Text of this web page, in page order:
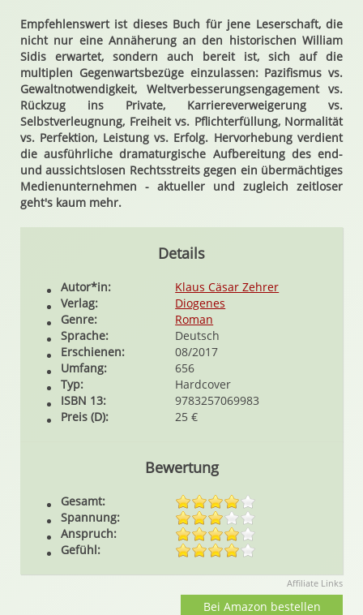
Empfehlenswert ist dieses Buch für jene Leserschaft, die
nicht nur eine Annäherung an den historischen William
Sidis erwartet, sondern auch bereit ist, sich auf die
multiplen Gegenwartsbezüge einzulassen: Pazifismus vs.
Gewaltnotwendigkeit, Weltverbesserungsengagement vs.
Rückzug ins Private, Karriereverweigerung vs.
Selbstverleugnung, Freiheit vs. Pflichterfüllung, Normalität
vs. Perfektion, Leistung vs. Erfolg. Hervorhebung verdient
die ausführliche dramaturgische Aufbereitung des end-
und aussichtslosen Rechtsstreits gegen ein übermächtiges
Medienunternehmen - aktueller und zugleich zeitloser
geht's kaum mehr.
Details
Autor*in:
Klaus Cäsar Zehrer
Verlag:
Diogenes
Genre:
Roman
Sprache:
Deutsch
Erschienen:
08/2017
Umfang:
656
Typ:
Hardcover
ISBN 13:
9783257069983
Preis (D):
25 €
Bewertung
Gesamt:
Spannung:
Anspruch:
Gefühl:
Affiliate Links
Bei Amazon bestellen